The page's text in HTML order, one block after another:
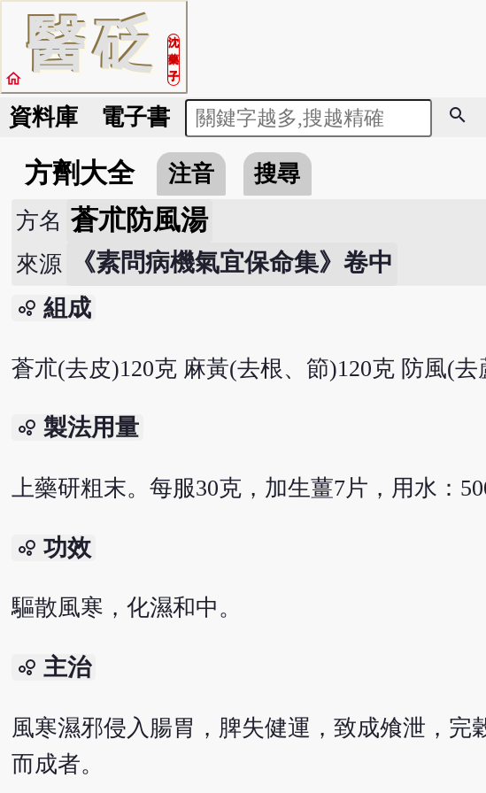
醫砭
沈
藥
子
home
資料庫 電子書 search
方劑大全 注音 搜尋
方名 蒼朮防風湯
來源 《素問病機氣宜保命集》卷中
bubble_chart 組成
蒼朮(去皮)120克 麻黃(去根、節)120克 防風(去
bubble_chart 製法用量
上藥研粗末。每服30克，加生薑7片，用水：
bubble_chart 功效
驅散風寒，化濕和中。
bubble_chart 主治
風寒濕邪侵入腸胃，脾失健運，致成飧泄，
而成者。